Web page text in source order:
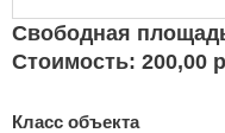
Свободная
Стоимость: 200,00
Класс объекта